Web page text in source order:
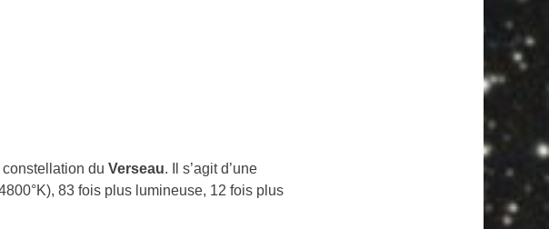
du Verseau. Il s’agit d’une
83 fois plus lumineuse, 12 fois plus